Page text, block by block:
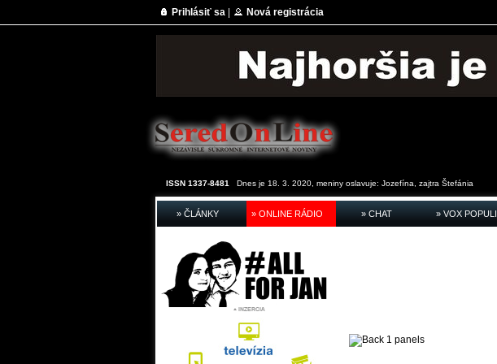
Prihlásiť sa Nová registrácia
ISSN 1337-8481 Dnes je 18. 3. 2020, meniny oslavuje: Jozefína, zajtra Štefánia
» ČLÁNKY » ONLINE RÁDIO » CHAT » VOX POPULI